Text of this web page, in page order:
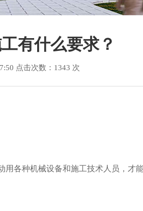
有什么要求？
点击次数：1343 次
种机械设备和施工技术人员，才